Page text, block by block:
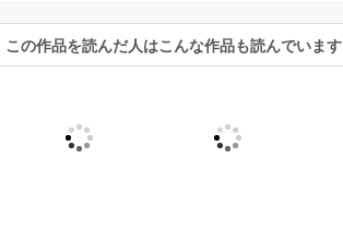
この作品を読んだ人はこんな作品も読んでいます